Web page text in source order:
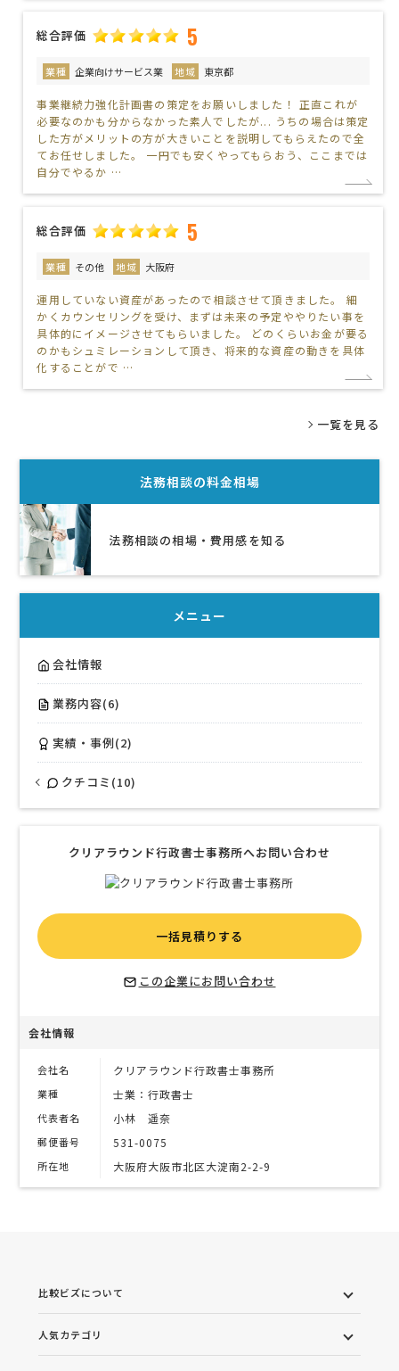
総合評価 5
業種 企業向けサービス業 地域 東京都
事業継続力強化計画書の策定をお願いしました！ 正直これが
必要なのかも分からなかった素人でしたが... うちの場合は策定
した方がメリットの方が大きいことを説明してもらえたので全
てお任せしました。 一円でも安くやってもらおう、ここまでは
自分でやるか …
総合評価 5
業種 その他 地域 大阪府
運用していない資産があったので相談させて頂きました。 細
かくカウンセリングを受け、まずは未来の予定ややりたい事を
具体的にイメージさせてもらいました。 どのくらいお金が要る
のかもシュミレーションして頂き、将来的な資産の動きを具体
化することがで …
一覧を見る
法務相談の料金相場
法務相談の相場・費用感を知る
メニュー
会社情報
業務内容(6)
実績・事例(2)
クチコミ(10)
クリアラウンド行政書士事務所へお問い合わせ
一括見積りする
この企業にお問い合わせ
会社情報
会社名 クリアラウンド行政書士事務所
業種 士業：行政書士
代表者名 小林 遥奈
郵便番号 531-0075
所在地 大阪府大阪市北区大淀南2-2-9
比較ビズについて
人気カテゴリ